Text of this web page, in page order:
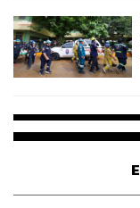
ร่วมใจกันบริหารจัด
ทดสอบระบบภายใต้
ครั้ง โดยไม่ปิดระบ
พันล้านบาท” จรุงกล่า